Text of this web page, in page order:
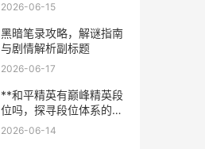
2026-06-15
黑暗笔录攻略，解谜指南
与剧情解析副标题
2026-06-17
**和平精英有巅峰精英段
位吗，探寻段位体系的真
实图景**
2026-06-14